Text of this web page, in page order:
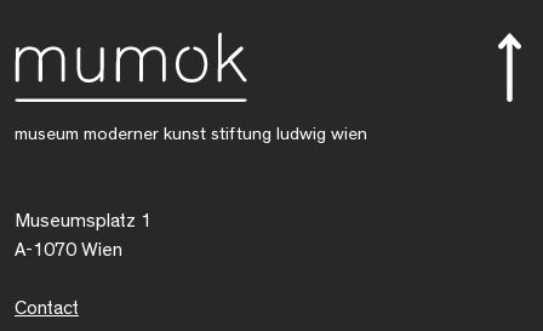
museum moderner kunst stiftung ludwig wien
Museumsplatz 1
A-1070 Wien
Contact